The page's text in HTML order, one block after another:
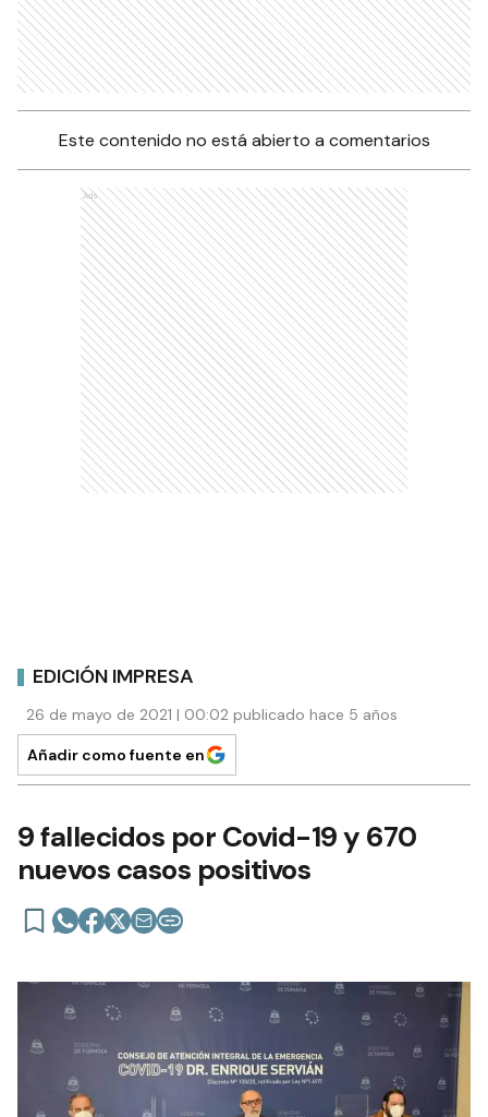
Este contenido no está abierto a comentarios
Ads
EDICIÓN IMPRESA
26 de mayo de 2021 | 00:02 publicado hace 5 años
Añadir como fuente en
9 fallecidos por Covid-19 y 670
nuevos casos positivos